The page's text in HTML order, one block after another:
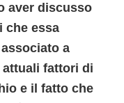
aver discusso
che essa
a
fattori di
e il fatto che